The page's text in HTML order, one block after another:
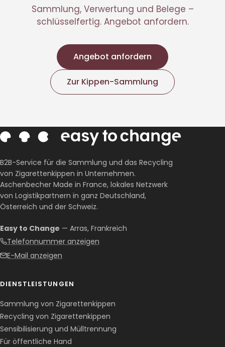
Sammlung, Verwertung und Belege –
schlüsselfertig. Angebot anfordern.
Angebot anfordern
Zur Kippen-Sammlung
B2B-Service für die Sammlung und das Recycling
von Zigarettenkippen in Unternehmen.
Aschenbecher Made in France, lokales Netzwerk
von Logistikpartnern in ganz Deutschland,
Österreich und der Schweiz.
Easy to Change — Arras, Frankreich
Telefonnummer anzeigen
E-Mail anzeigen
DIENSTLEISTUNGEN
Sammlung von Zigarettenkippen
Recycling von Zigarettenkippen
Sensibilisierung und Mülltrennung
Für öffentliche Hand